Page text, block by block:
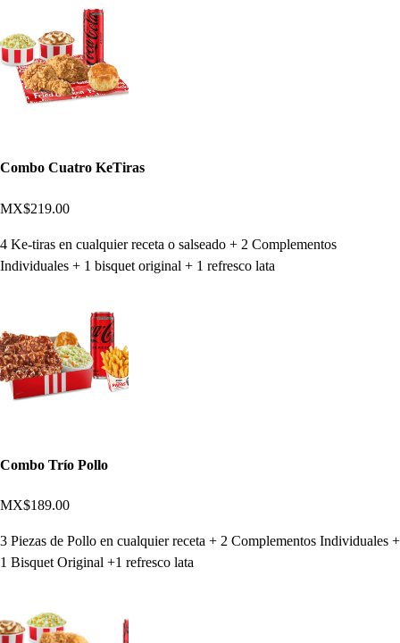
Combo Cuatro KeTiras
MX$219.00
4 Ke-tiras en cualquier receta o salseado + 2 Complementos
Individuales + 1 bisquet original + 1 refresco lata
Combo Trío Pollo
MX$189.00
3 Piezas de Pollo en cualquier receta + 2 Complementos Individuales +
1 Bisquet Original +1 refresco lata